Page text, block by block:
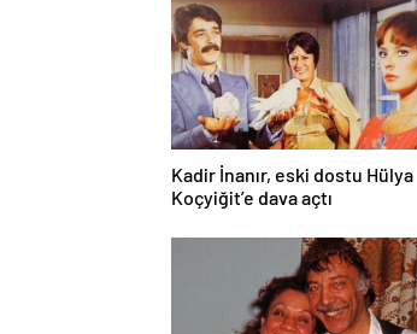
Kadir İnanır, eski dostu Hülya
Koçyiğit’e dava açtı